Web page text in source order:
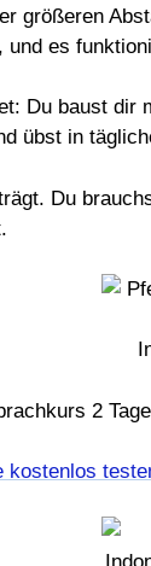
größeren
und es
Du baust
übst in
Du
2